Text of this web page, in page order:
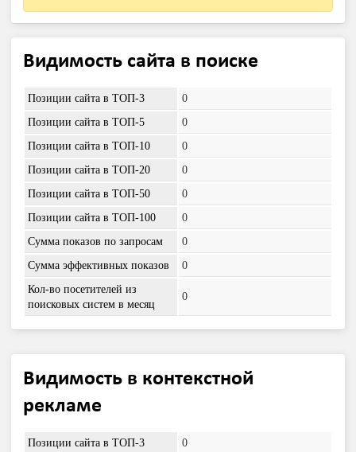
Видимость сайта в поиске
Позиции сайта в ТОП-3
0
Позиции сайта в ТОП-5
0
Позиции сайта в ТОП-10
0
Позиции сайта в ТОП-20
0
Позиции сайта в ТОП-50
0
Позиции сайта в ТОП-100
0
Сумма показов по запросам
0
Сумма эффективных показов
0
Кол-во посетителей из
поисковых систем в месяц
0
Видимость в контекстной
рекламе
Позиции сайта в ТОП-3
0